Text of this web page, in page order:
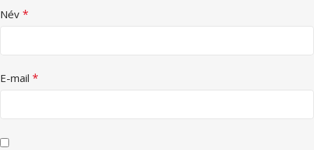
Név *
E-mail *